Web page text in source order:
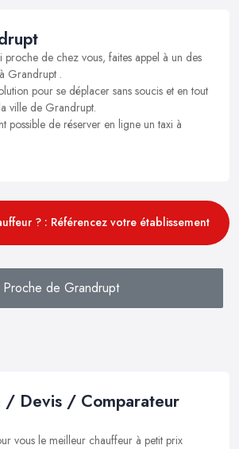
proche de chez vous, faites appel à un des
Grandrupt .
pour se déplacer sans soucis et en tout
ville de Grandrupt.
possible de réserver en ligne un taxi à
? : Référencez votre établissement
Proche de Grandrupt
/ Devis / Comparateur
vous le meilleur chauffeur à petit prix